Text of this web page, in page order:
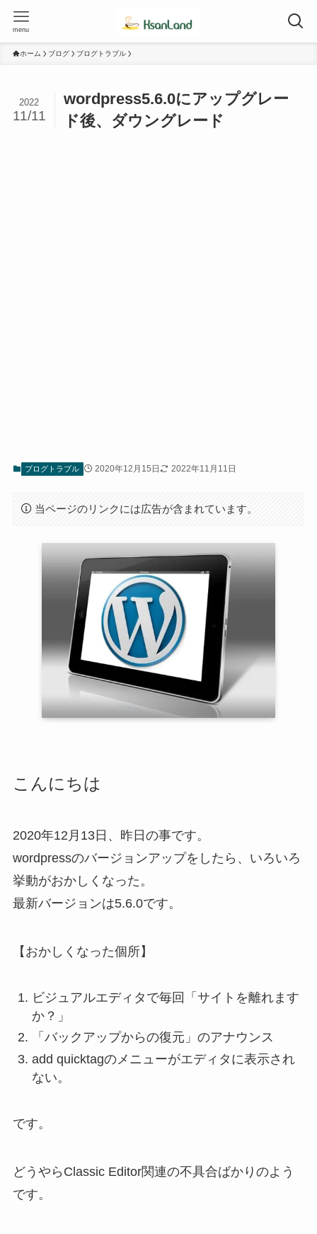
menu
ホーム ブログ ブログトラブル
wordpress5.6.0にアップグレー
ド後、ダウングレード
2022
11/11
ブログトラブル 2020年12月15日 2022年11月11日
当ページのリンクには広告が含まれています。
こんにちは
2020年12月13日、昨日の事です。
wordpressのバージョンアップをしたら、いろいろ
挙動がおかしくなった。
最新バージョンは5.6.0です。
【おかしくなった個所】
ビジュアルエディタで毎回「サイトを離れます
か？」
「バックアップからの復元」のアナウンス
add quicktagのメニューがエディタに表示され
ない。
です。
どうやらClassic Editor関連の不具合ばかりのよう
です。